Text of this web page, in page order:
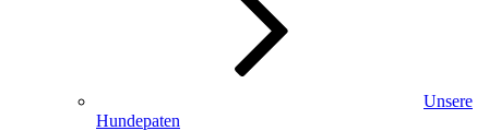
Unsere
Hundepaten